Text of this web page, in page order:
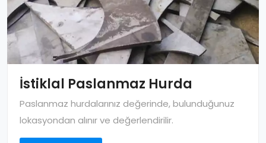
İstiklal Paslanmaz Hurda
Paslanmaz hurdalarınız değerinde, bulunduğunuz
lokasyondan alınır ve değerlendirilir.